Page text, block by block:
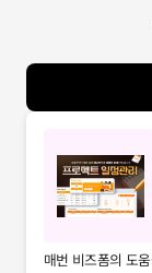
매번 비즈폼의 도